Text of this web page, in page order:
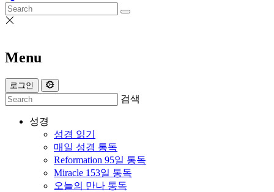
Menu
로그인
검색
성경
성경 읽기
매일 성경 통독
Reformation 95일 통독
Miracle 153일 통독
오늘의 만나 통독